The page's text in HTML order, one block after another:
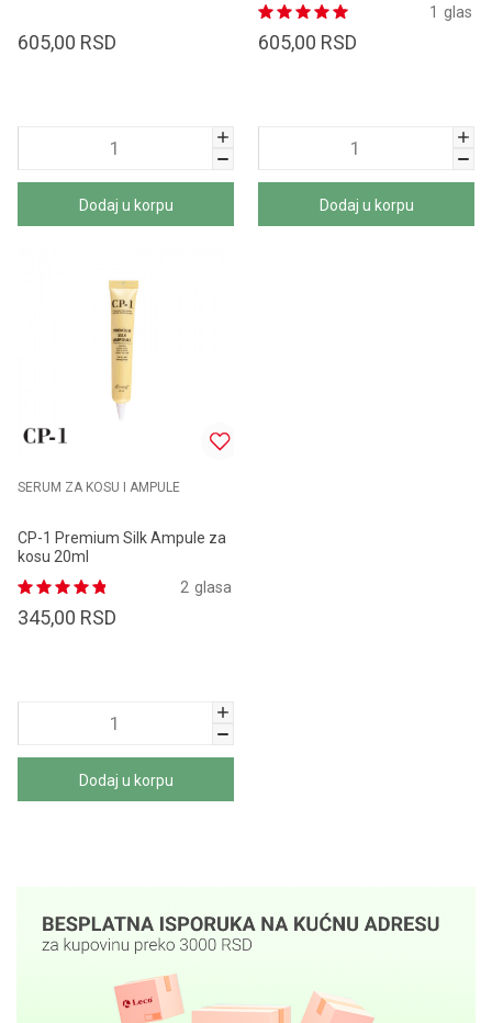
605,00 RSD
Dodaj u korpu
glas
1
605,00 RSD
Dodaj u korpu
SERUM ZA KOSU I AMPULE
CP-1 Premium Silk Ampule za
kosu 20ml
glasa
2
345,00 RSD
Dodaj u korpu